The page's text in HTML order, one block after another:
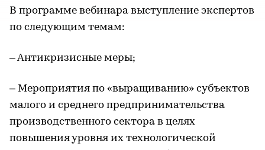
В программе вебинара выступление экспертов
по следующим темам:
– Антикризисные меры;
– Мероприятия по «выращиванию» субъектов
малого и среднего предпринимательства
производственного сектора в целях
повышения уровня их технологической